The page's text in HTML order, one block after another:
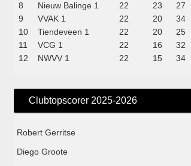
8
Nieuw Balinge 1 22 23 27
9
VVAK 1 22 20 34
10
Tiendeveen 1 22 20 25
11
VCG 1 22 16 32
12
NWVV 1 22 15 34
Clubtopscorer 2025-2026
Robert Gerritse
Diego Groote